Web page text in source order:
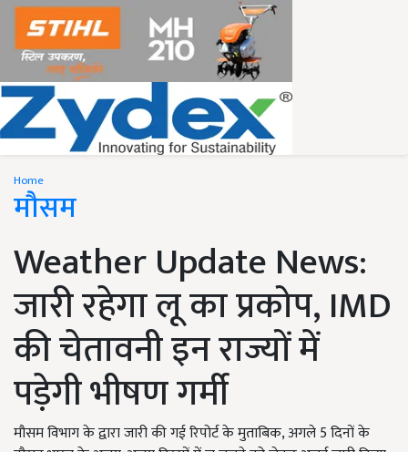
Home
मौसम
Weather Update News:
जारी रहेगा लू का प्रकोप, IMD
की चेतावनी इन राज्यों में
पड़ेगी भीषण गर्मी
मौसम विभाग के द्वारा जारी की गई रिपोर्ट के मुताबिक, अगले 5 दिनों के